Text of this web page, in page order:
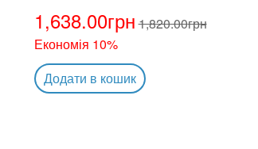
1,638.00грн1,820.00грн
Економія 10%
Додати в кошик